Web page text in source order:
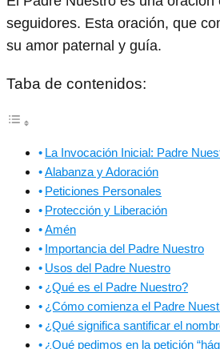
seguidores. Esta oración, que
su amor paternal y guía.
Taba de contenidos:
La Invocación Inicial: Padre
Alabanza y Adoración
Peticiones Personales
Protección y Liberación
Amén
Importancia del Padre Nuestro
Usos del Padre Nuestro
¿Qué es el Padre Nuestro?
¿Cómo comienza el Padre
¿Qué significa santificar el
¿Qué pedimos en la petición